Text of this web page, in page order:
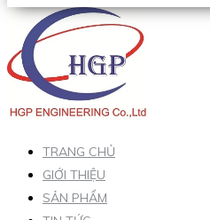
TRANG CHỦ
GIỚI THIỆU
SẢN PHẨM